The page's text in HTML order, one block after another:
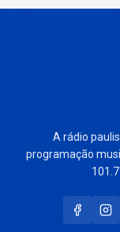
A rádio
programação